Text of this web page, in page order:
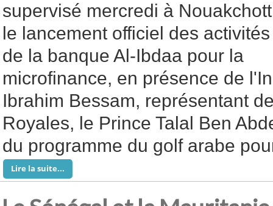
supervisé mercredi à Nouakchott
le lancement officiel des activités
de la banque Al-Ibdaa pour la
microfinance, en présence de
Ibrahim Bessam, représentant
Royales, le Prince Talal Ben
du programme du golf arabe
Lire la suite...